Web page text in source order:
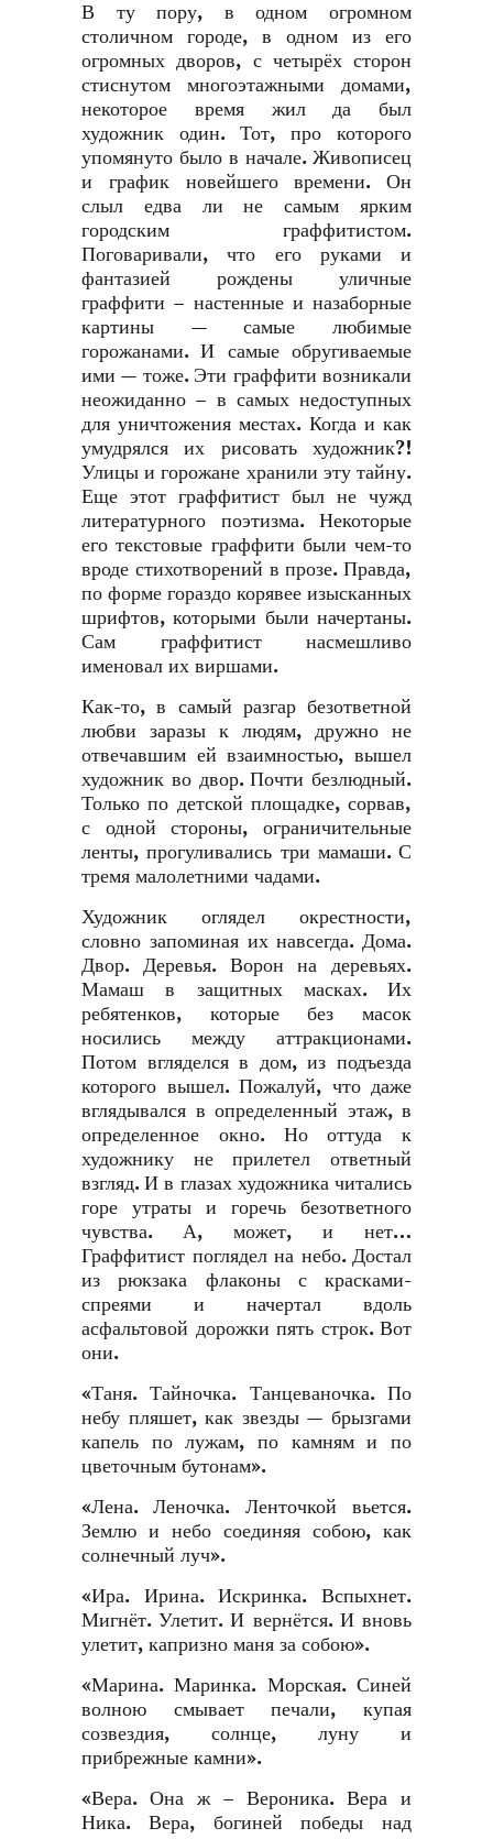
В ту пору, в одном огромном
столичном городе, в одном из его
огромных дворов, с четырёх сторон
стиснутом многоэтажными домами,
некоторое время жил да был
художник один. Тот, про которого
упомянуто было в начале. Живописец
и график новейшего времени. Он
слыл едва ли не самым ярким
городским граффитистом.
Поговаривали, что его руками и
фантазией рождены уличные
граффити – настенные и назаборные
картины — самые любимые
горожанами. И самые обругиваемые
ими — тоже. Эти граффити возникали
неожиданно – в самых недоступных
для уничтожения местах. Когда и как
умудрялся их рисовать художник?!
Улицы и горожане хранили эту тайну.
Еще этот граффитист был не чужд
литературного поэтизма. Некоторые
его текстовые граффити были чем-то
вроде стихотворений в прозе. Правда,
по форме гораздо корявее изысканных
шрифтов, которыми были начертаны.
Сам граффитист насмешливо
именовал их виршами.
Как-то, в самый разгар безответной
любви заразы к людям, дружно не
отвечавшим ей взаимностью, вышел
художник во двор. Почти безлюдный.
Только по детской площадке, сорвав,
с одной стороны, ограничительные
ленты, прогуливались три мамаши. С
тремя малолетними чадами.
Художник оглядел окрестности,
словно запоминая их навсегда. Дома.
Двор. Деревья. Ворон на деревьях.
Мамаш в защитных масках. Их
ребятенков, которые без масок
носились между аттракционами.
Потом вгляделся в дом, из подъезда
которого вышел. Пожалуй, что даже
вглядывался в определенный этаж, в
определенное окно. Но оттуда к
художнику не прилетел ответный
взгляд. И в глазах художника читались
горе утраты и горечь безответного
чувства. А, может, и нет…
Граффитист поглядел на небо. Достал
из рюкзака флаконы с красками-
спреями и начертал вдоль
асфальтовой дорожки пять строк. Вот
они.
«Таня. Тайночка. Танцеваночка. По
небу пляшет, как звезды — брызгами
капель по лужам, по камням и по
цветочным бутонам».
«Лена. Леночка. Ленточкой вьется.
Землю и небо соединяя собою, как
солнечный луч».
«Ира. Ирина. Искринка. Вспыхнет.
Мигнёт. Улетит. И вернётся. И вновь
улетит, капризно маня за собою».
«Марина. Маринка. Морская. Синей
волною смывает печали, купая
созвездия, солнце, луну и
прибрежные камни».
«Вера. Она ж – Вероника. Вера и
Ника. Вера, богиней победы над